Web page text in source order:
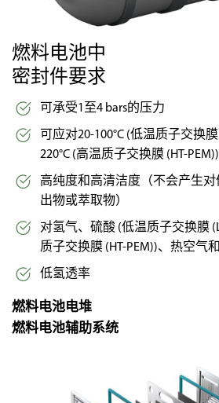
燃料电池中
密封件要求
可承受1至4 bars的压力
可应对20-100°C (低温质子交换
220°C (高温质子交换膜 (HT-
高纯度和高清洁度（不会产生
出物或萃取物）
对氢气、硫酸 (低温质子交换膜
质子交换膜 (HT-PEM))、热空气
低氢透率
燃料电池电堆
燃料电池辅助系统